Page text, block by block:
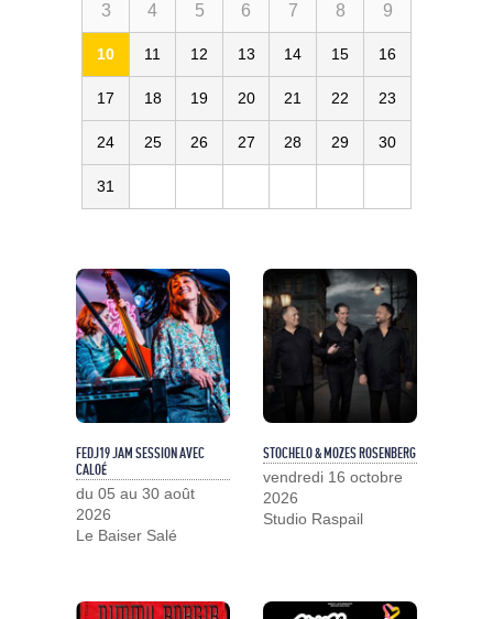
3 4 5 6 7 8 9
10 11 12 13 14 15 16
17 18 19 20 21 22 23
24 25 26 27 28 29 30
31
FEDJ19 JAM SESSION AVEC
CALOÉ
du 05 au 30 août
2026
Le Baiser Salé
STOCHELO & MOZES ROSENBERG
vendredi 16 octobre
2026
Studio Raspail